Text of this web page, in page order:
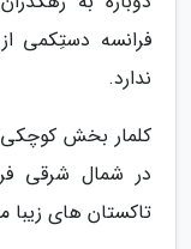
فرانسه دستِ­کمی
ندارد.
در شمال شرقی
تاکستان های